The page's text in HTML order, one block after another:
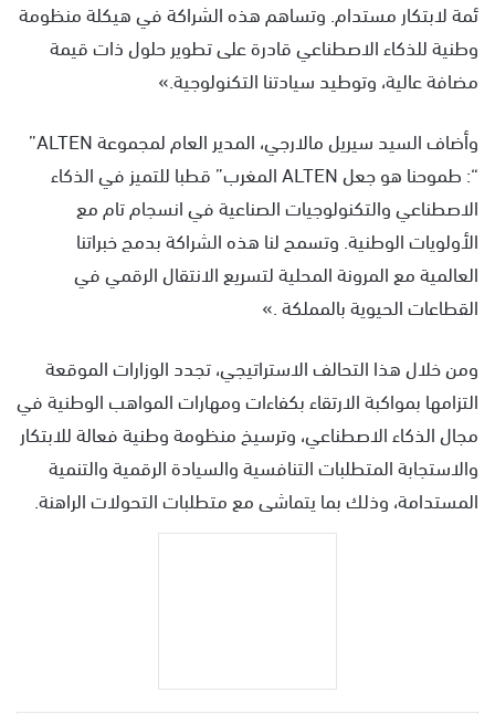
ئمة لابتكار مستدام. وتساهم هذه الشراكة في هيكلة منظومة
وطنية للذكاء الاصطناعي قادرة على تطوير حلول ذات قيمة
مضافة عالية، وتوطيد سيادتنا التكنولوجية.»
وأضاف السيد سيريل مالارجي، المدير العام لمجموعة ALTEN”
“: طموحنا هو جعل ALTEN المغرب” قطبا للتميز في الذكاء
الاصطناعي والتكنولوجيات الصناعية في انسجام تام مع
الأولويات الوطنية. وتسمح لنا هذه الشراكة بدمج خبراتنا
العالمية مع المرونة المحلية لتسريع الانتقال الرقمي في
القطاعات الحيوية بالمملكة .»
ومن خلال هذا التحالف الاستراتيجي، تجدد الوزارات الموقعة
التزامها بمواكبة الارتقاء بكفاءات ومهارات المواهب الوطنية في
مجال الذكاء الاصطناعي، وترسيخ منظومة وطنية فعالة للابتكار
والاستجابة المتطلبات التنافسية والسيادة الرقمية والتنمية
المستدامة، وذلك بما يتماشى مع متطلبات التحولات الراهنة.